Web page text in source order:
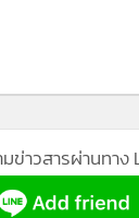
ข่าวสารผ่านทาง